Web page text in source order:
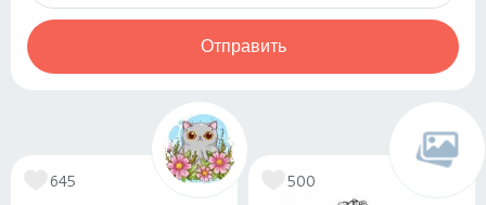
Отправить
645 500